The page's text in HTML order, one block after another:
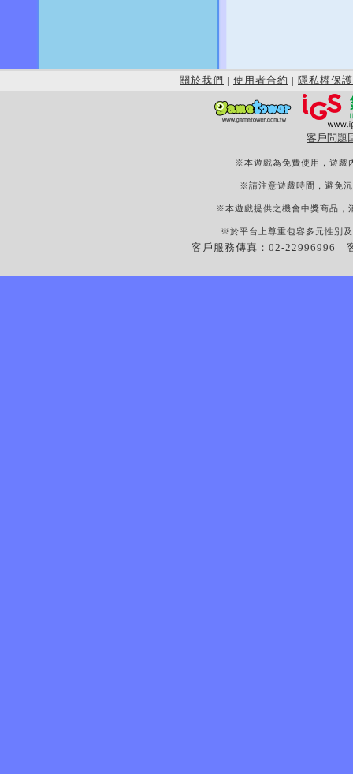
關於我們 | 使用者合約 | 隱私權保護
客戶問題
※本遊戲為免費使用，遊戲
※請注意遊戲時間，避免
※本遊戲提供之機會中獎商品，
※於平台上尊重包容多元性別
客戶服務傳真：02-22996996